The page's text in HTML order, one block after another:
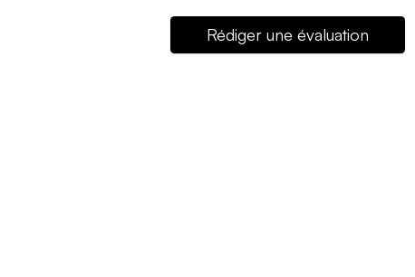
Rédiger une évaluation